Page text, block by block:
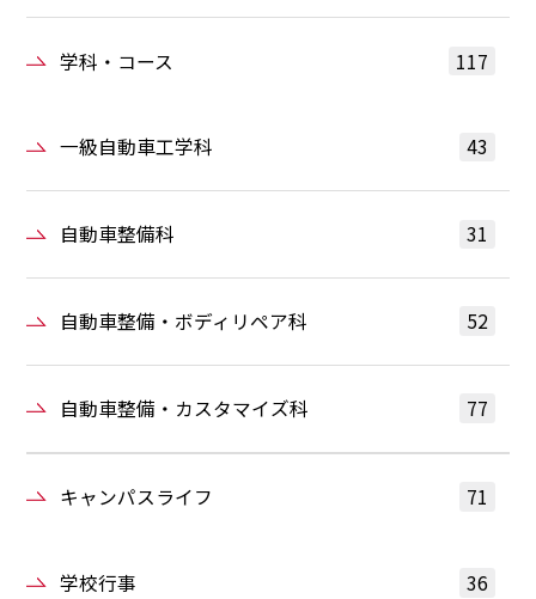
学科・コース 117
一級自動車工学科 43
自動車整備科 31
自動車整備・ボディリペア科 52
自動車整備・カスタマイズ科 77
キャンパスライフ 71
学校行事 36